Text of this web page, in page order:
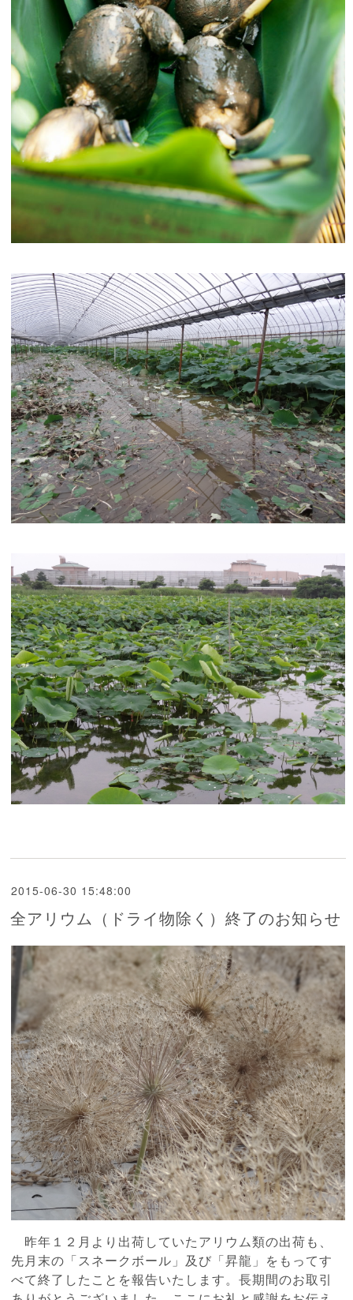
2015-06-30 15:48:00
全アリウム（ドライ物除く）終了のお知らせ
昨年１２月より出荷していたアリウム類の出荷も、
先月末の「スネークボール」及び「昇龍」をもってす
べて終了したことを報告いたします。長期間のお取引